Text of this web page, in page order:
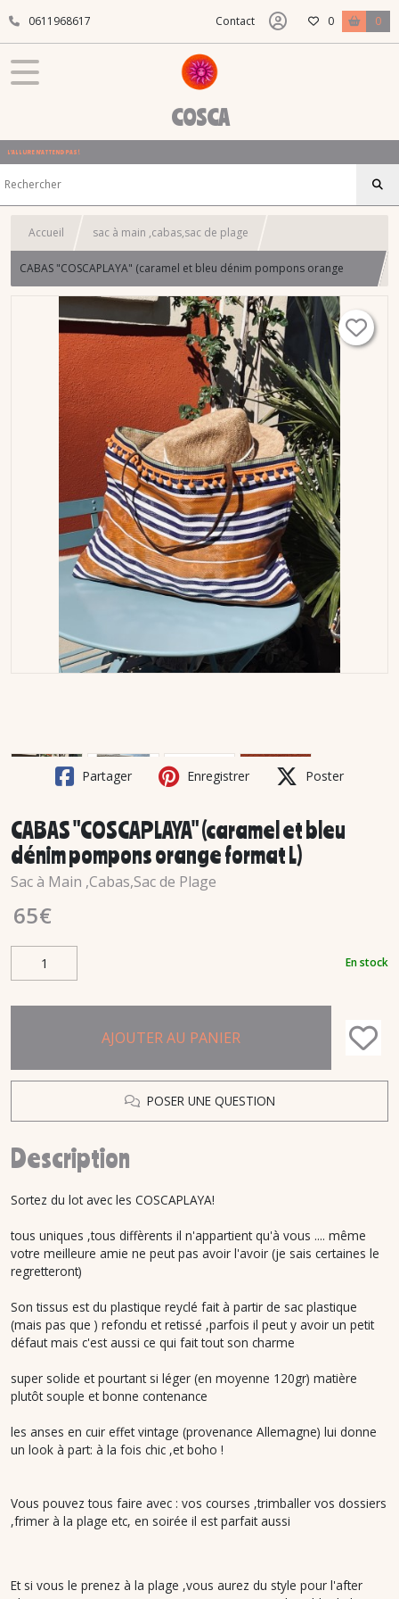
0611968617 Contact 0 0
COSCA
L'ALLURE N'ATTEND PAS !
Accueil sac à main ,cabas,sac de plage
CABAS "COSCAPLAYA" (caramel et bleu dénim pompons orange
Partager Enregistrer Poster
CABAS "COSCAPLAYA" (caramel et bleu
dénim pompons orange format L)
Sac à Main ,Cabas,Sac de Plage
65€
En stock
AJOUTER AU PANIER
POSER UNE QUESTION
Description
Sortez du lot avec les COSCAPLAYA!
tous uniques ,tous diffèrents il n'appartient qu'à vous .... même
votre meilleure amie ne peut pas avoir l'avoir (je sais certaines le
regretteront)
Son tissus est du plastique reyclé fait à partir de sac plastique
(mais pas que ) refondu et retissé ,parfois il peut y avoir un petit
défaut mais c'est aussi ce qui fait tout son charme
super solide et pourtant si léger (en moyenne 120gr) matière
plutôt souple et bonne contenance
les anses en cuir effet vintage (provenance Allemagne) lui donne
un look à part: à la fois chic ,et boho !
Vous pouvez tous faire avec : vos courses ,trimballer vos dossiers
,frimer à la plage etc, en soirée il est parfait aussi
Et si vous le prenez à la plage ,vous aurez du style pour l'after